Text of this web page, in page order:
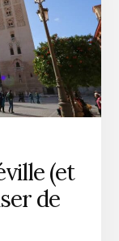
(et
de